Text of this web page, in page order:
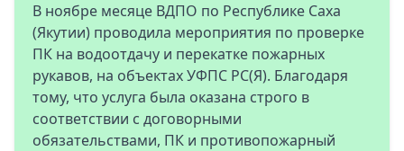
В ноябре месяце ВДПО по Республике Саха
(Якутии) проводила мероприятия по проверке
ПК на водоотдачу и перекатке пожарных
рукавов, на объектах УФПС РС(Я). Благодаря
тому, что услуга была оказана строго в
соответствии с договорными
обязательствами, ПК и противопожарный